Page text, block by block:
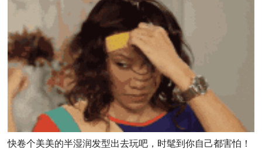
快卷个美美的半湿润发型出去玩吧，时髦到你自己都害怕！